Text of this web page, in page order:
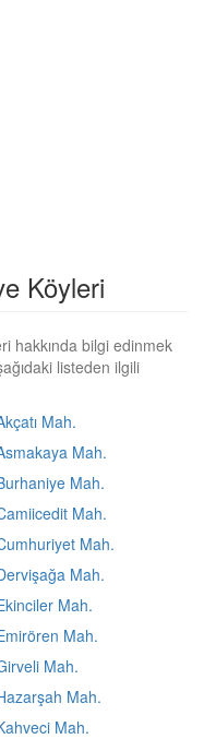
Köyleri
hakkında bilgi edinmek
listeden ilgili
Mah.
Mah.
Mah.
Mah.
Mah.
Mah.
Mah.
Mah.
Mah.
Mah.
Mah.